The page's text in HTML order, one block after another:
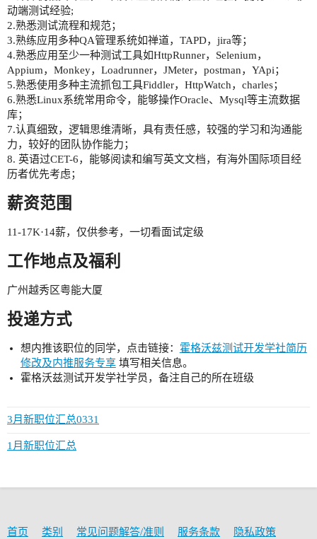
动端测试经验;
2.熟悉测试流程和规范；
3.熟练应用多种QA管理系统如禅道，TAPD，jira等；
4.熟悉应用至少一种测试工具如HttpRunner，Selenium，
Appium，Monkey，Loadrunner，JMeter，postman，YApi；
5.熟悉使用多种主流抓包工具Fiddler，HttpWatch，charles；
6.熟悉Linux系统常用命令，能够操作Oracle、Mysql等主流数据
库；
7.认真细致，逻辑思维清晰，具有责任感，较强的学习和沟通能
力，较好的团队协作能力；
8. 英语过CET-6，能够阅读和编写英文文档，有海外国际项目经
历者优先考虑；
薪资范围
11-17K·14薪，仅供参考，一切看面试定级
工作地点及福利
广州越秀区粤能大厦
投递方式
想内推该职位的同学，点击链接： 霍格沃兹测试开发学社简历
修改及内推服务专享填写相关信息。
霍格沃兹测试开发学社学员，备注自己的所在班级
3月新职位汇总0331
1月新职位汇总
首页 类别 常见问题解答/准则 服务条款 隐私政策